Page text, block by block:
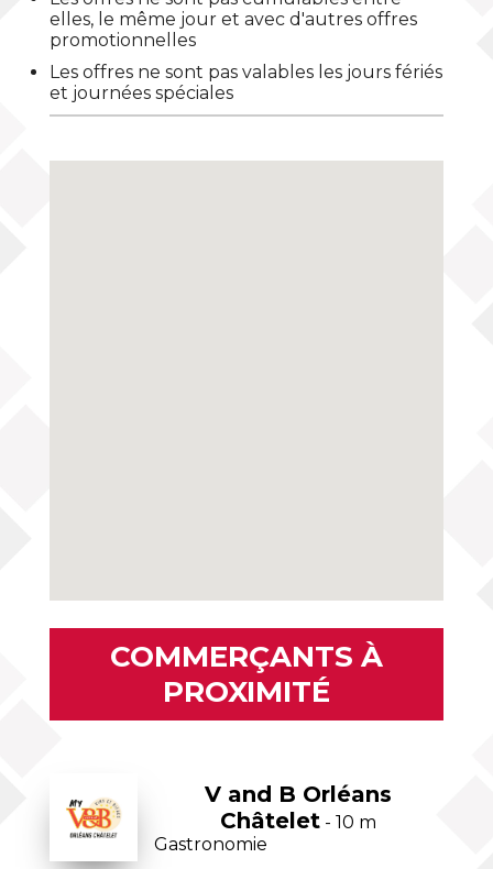
elles, le même jour et avec d'autres offres
promotionnelles
Les offres ne sont pas valables les jours fériés
et journées spéciales
COMMERÇANTS À
PROXIMITÉ
V and B Orléans
Châtelet - 10 m
Gastronomie